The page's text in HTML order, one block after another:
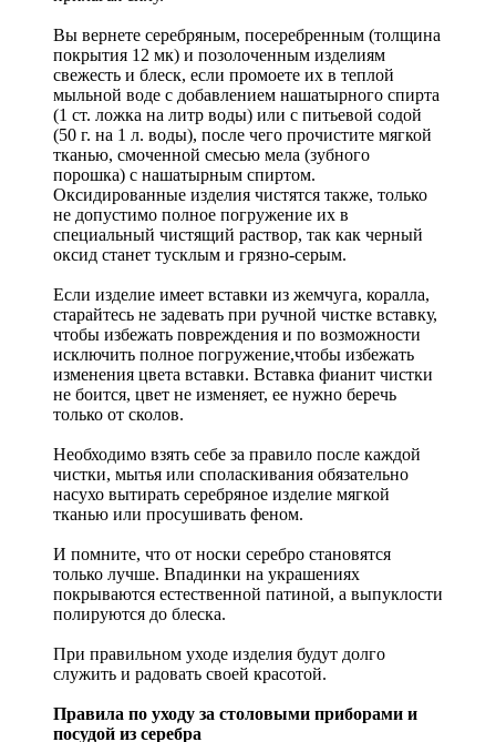
Вы вернете серебряным, посеребренным (толщина
покрытия 12 мк) и позолоченным изделиям
свежесть и блеск, если промоете их в теплой
мыльной воде с добавлением нашатырного спирта
(1 ст. ложка на литр воды) или с питьевой содой
(50 г. на 1 л. воды), после чего прочистите мягкой
тканью, смоченной смесью мела (зубного
порошка) с нашатырным спиртом.
Оксидированные изделия чистятся также, только
не допустимо полное погружение их в
специальный чистящий раствор, так как черный
оксид станет тусклым и грязно-серым.
Если изделие имеет вставки из жемчуга, коралла,
старайтесь не задевать при ручной чистке вставку,
чтобы избежать повреждения и по возможности
исключить полное погружение,чтобы избежать
изменения цвета вставки. Вставка фианит чистки
не боится, цвет не изменяет, ее нужно беречь
только от сколов.
Необходимо взять себе за правило после каждой
чистки, мытья или споласкивания обязательно
насухо вытирать серебряное изделие мягкой
тканью или просушивать феном.
И помните, что от носки серебро становятся
только лучше. Впадинки на украшениях
покрываются естественной патиной, а выпуклости
полируются до блеска.
При правильном уходе изделия будут долго
служить и радовать своей красотой.
Правила по уходу за столовыми приборами и
посудой из серебра